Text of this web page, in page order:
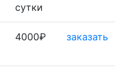
сутки
4000₽ заказать